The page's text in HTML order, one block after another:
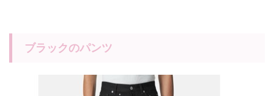
ブラックのパンツ